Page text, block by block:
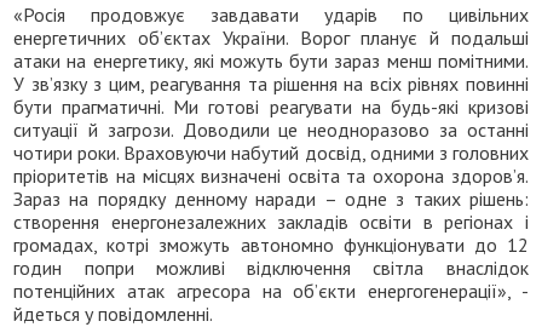
«Росія продовжує завдавати ударів по цивільних
енергетичних об’єктах України. Ворог планує й подальші
атаки на енергетику, які можуть бути зараз менш помітними.
У звʼязку з цим, реагування та рішення на всіх рівнях повинні
бути прагматичні. Ми готові реагувати на будь-які кризові
ситуації й загрози. Доводили це неодноразово за останні
чотири роки. Враховуючи набутий досвід, одними з головних
пріоритетів на місцях визначені освіта та охорона здоровʼя.
Зараз на порядку денному наради – одне з таких рішень:
створення енергонезалежних закладів освіти в регіонах і
громадах, котрі зможуть автономно функціонувати до 12
годин попри можливі відключення світла внаслідок
потенційних атак агресора на обʼєкти енергогенерації», -
йдеться у повідомленні.